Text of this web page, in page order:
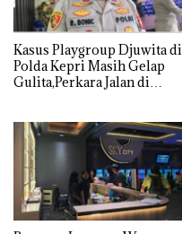
Kasus Playgroup Djuwita di
Polda Kepri Masih Gelap
Gulita,Perkara Jalan di